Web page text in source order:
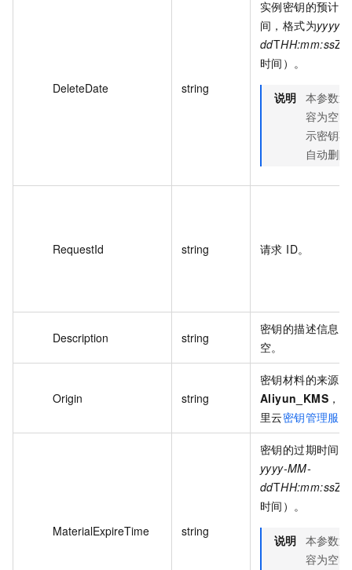
DeleteDate string
实例密钥的预计
间，格式为yyyy-
ddTHH:mm:ssZ
时间）。
说明 本参数
容为空
示密钥
自动删
RequestId string 请求 ID。
Description string
密钥的描述信息
空。
Origin string
密钥材料的来源
Aliyun_KMS ，
里云密钥管理服
MaterialExpireTime string
密钥的过期时间
yyyy-MM-
ddTHH:mm:ssZ
时间）。
说明 本参数
容为空